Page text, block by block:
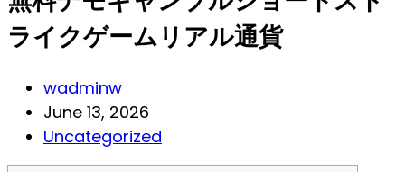
ライクゲームリアル通貨
Post
author:
wadminw
Post
published:
June 13, 2026
Post
category:
Uncategorized